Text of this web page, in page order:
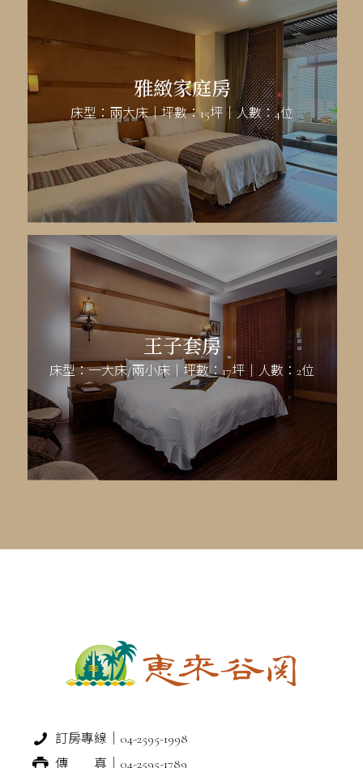
雅緻家庭房
床型：兩大床｜坪數：15坪｜人數：4位
王子套房
床型：一大床/兩小床｜坪數：17坪｜人數：2位
訂房專線｜04-2595-1998
傳 真｜04-2595-1789